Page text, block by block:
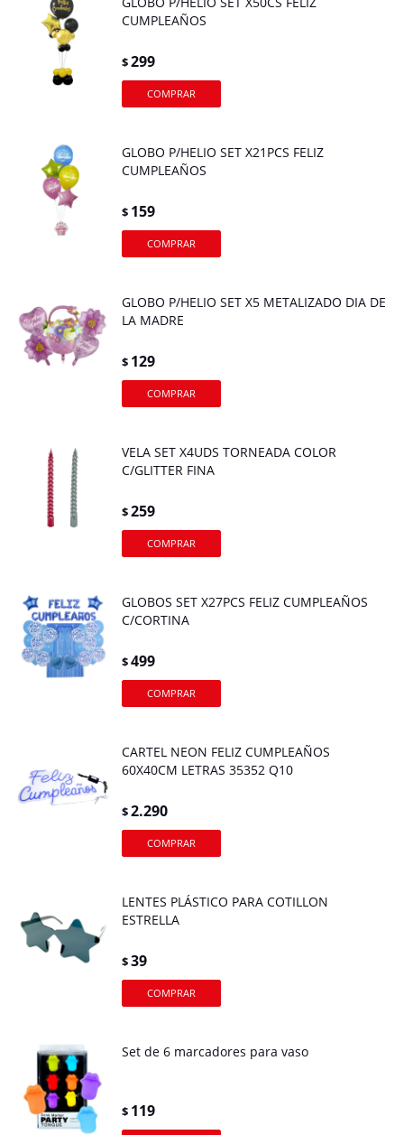
CUMPLEAÑOS
$299
GLOBO P/HELIO SET X21PCS FELIZ
CUMPLEAÑOS
$ 159
GLOBO P/HELIO SET X5 METALIZADO DIA DE
LA MADRE
$ 129
VELA SET X4UDS TORNEADA COLOR
C/GLITTER FINA
$259
GLOBOS SET X27PCS FELIZ CUMPLEAÑOS
C/CORTINA
$499
CARTEL NEON FELIZ CUMPLEAÑOS
60X40CM LETRAS 35352 Q10
$2.290
LENTES PLÁSTICO PARA COTILLON
ESTRELLA
$39
Set de 6 marcadores para vaso
$ 119